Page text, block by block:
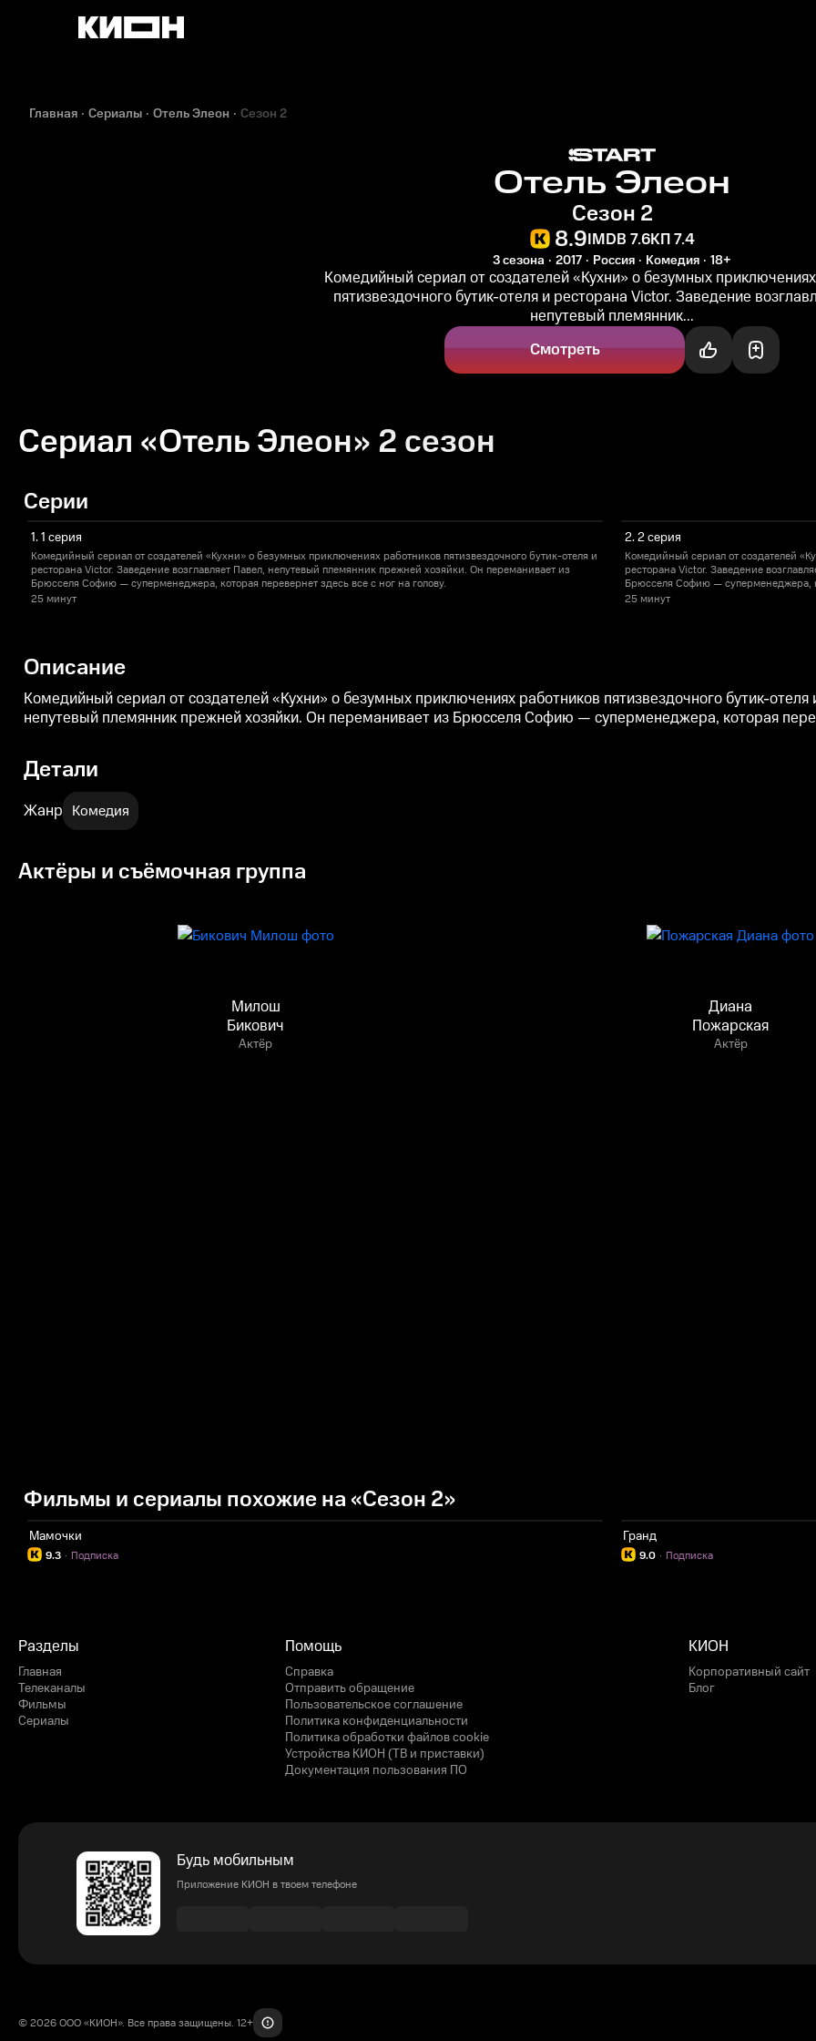
Главная Сериалы Отель Элеон Сезон 2
Отель Элеон
Сезон 2
8.9IMDB 7.6КП 7.4
3 сезона 2017 Россия Комедия 18+
Комедийный сериал от создателей «Кухни» о безумных
пятизвездочного бутик-отеля и ресторана Victor. Заведение
непутевый племянник...
Смотреть
Сериал «Отель Элеон» 2 сезон
Серии
1. 1 серия
Комедийный сериал от создателей «Кухни» о безумных приключениях работников пятизвездочного бутик-отеля и
ресторана Victor. Заведение возглавляет Павел, непутевый племянник прежней хозяйки. Он переманивает из
Брюсселя Софию — суперменеджера, которая перевернет здесь все с ног на голову.
25 минут
2. 2 серия
Комедийный сериал от создателей
ресторана Victor. Заведение
Брюсселя Софию — суперменеджера,
25 минут
Описание
Комедийный сериал от создателей «Кухни» о безумных приключениях работников пятизвездочного бутик-
непутевый племянник прежней хозяйки. Он переманивает из Брюсселя Софию — суперменеджера, которая
Детали
Жанр Комедия
Актёры и съёмочная группа
Милош
Бикович
Актёр
Диана
Пожарская
Актёр
Фильмы и сериалы похожие на «Сезон 2»
Мамочки
9.3 Подписка
·
Гранд
9.0 Подписка
·
Разделы
Главная
Телеканалы
Фильмы
Сериалы
Помощь
Справка
Отправить обращение
Пользовательское соглашение
Политика конфиденциальности
Политика обработки файлов cookie
Устройства КИОН (ТВ и приставки)
Документация пользования ПО
КИОН
Корпоративный сайт
Блог
Будь мобильным
Приложение КИОН в твоем телефоне
© 2026 ООО «КИОН». Все права защищены. 12+